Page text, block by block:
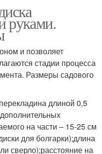
руками.
и позволяет
стадии процесса
Размеры садового
длиной 0,5
на части – 15-25 см
для болгарки);длина
сверло);расстояние на